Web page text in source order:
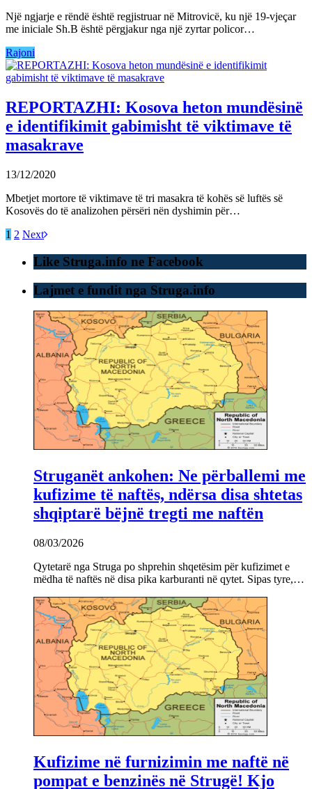
Një ngjarje e rëndë është regjistruar në Mitrovicë, ku një 19-vjeçar
me iniciale Sh.B është përgjakur nga një zyrtar policor…
Rajoni
REPORTAZHI: Kosova heton mundësinë
e identifikimit gabimisht të viktimave të
masakrave
13/12/2020
Mbetjet mortore të viktimave të tri masakra të kohës së luftës së
Kosovës do të analizohen përsëri nën dyshimin për…
1 2 Next
Like Struga.info ne Facebook
Lajmet e fundit nga Struga.info
Struganët ankohen: Ne përballemi me
kufizime të naftës, ndërsa disa shtetas
shqiptarë bëjnë tregti me naftën
08/03/2026
Qytetarë nga Struga po shprehin shqetësim për kufizimet e
mëdha të naftës në disa pika karburanti në qytet. Sipas tyre,…
Kufizime në furnizimin me naftë në
pompat e benzinës në Strugë! Kjo